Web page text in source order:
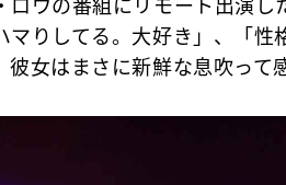
ロウの番組にリモート出演し
マりしてる。大好き」、「
彼女はまさに新鮮な息吹って